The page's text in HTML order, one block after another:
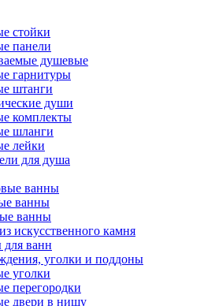
стойки
панели
душевые
гарнитуры
штанги
души
комплекты
шланги
лейки
для душа
ванны
ванны
ванны
искусственного камня
ванн
уголки и поддоны
уголки
перегородки
двери в нишу